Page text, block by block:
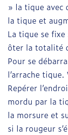
» la tique avec
la tique et
La tique se
ôter la totalité
Pour se
l’arrache
Repérer
mordu par la
la morsure et
si la rougeur